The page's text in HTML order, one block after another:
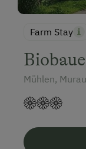
Farm Stay
Mühlen,